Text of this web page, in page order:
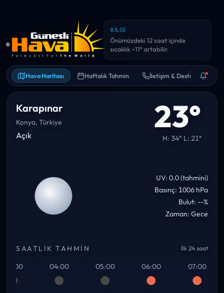
Hava Haritası Haftalık Tahmin İletişim & Destek
BILGI
Önümüzdeki 12 saat içinde
sıcaklık ~11° artabilir.
Karapınar
Konya, Türkiye
Açık 23°
H: 34° L: 21°
UV: 0.0 (tahmini)
Basınç: 1006 hPa
Bulut: --%
Zaman: Gece
SAATLIK TAHMIN İlk 24 saat
04:00 05:00 06:00 07:00